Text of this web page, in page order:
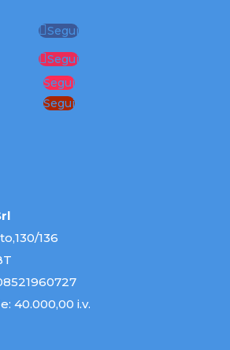
Segui
Segui
Segui
Segui
136
40.000,00 i.v.